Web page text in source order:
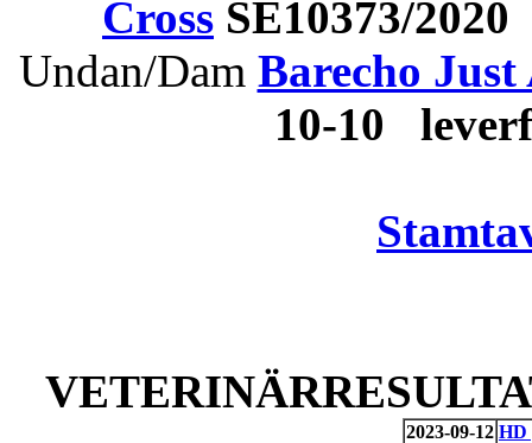
Cross SE10373/
Undan/Dam Barecho Just
10-10
2023-09-12 HD